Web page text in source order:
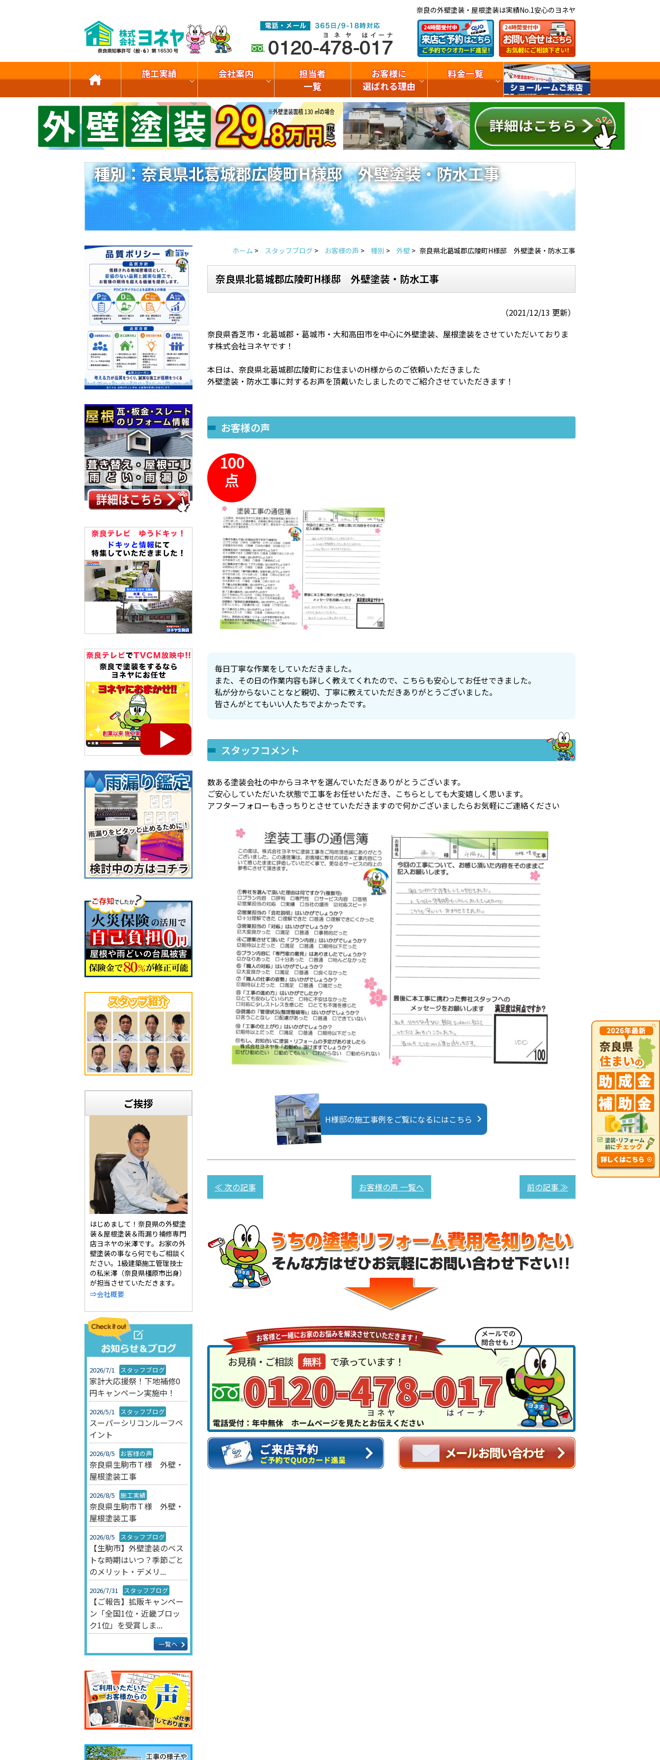
奈良の外壁塗装・屋根塗装は実績No.1安心のヨネヤ
施工実績 会社案内
担当者
一覧
お客様に
選ばれる理由
料金一覧
種別：奈良県北葛城郡広陵町H様邸 外壁塗装・防水工事
ご挨拶
はじめまして！奈良県の外壁塗
装＆屋根塗装＆雨漏り補修専門
店ヨネヤの米澤です。お家の外
壁塗装の事なら何でもご相談く
ださい。1級建築施工管理技士
の私米澤（奈良県橿原市出身）
が担当させていただきます。
⇒会社概要
2026/7/1 スタッフブログ
家計大応援祭！下地補修0
円キャンペーン実施中！
2026/5/1 スタッフブログ
スーパーシリコンルーフペ
イント
2026/8/5 お客様の声
奈良県生駒市Ｔ様 外壁・
屋根塗装工事
2026/8/5 施工実績
奈良県生駒市Ｔ様 外壁・
屋根塗装工事
2026/8/5 スタッフブログ
【生駒市】外壁塗装のベス
トな時期はいつ？季節ごと
のメリット・デメリ...
2026/7/31 スタッフブログ
【ご報告】拡販キャンペー
ン「全国1位・近畿ブロッ
ク1位」を受賞しま...
一覧へ
ホーム > スタッフブログ > お客様の声 > 種別 > 外壁 > 奈良県北葛城郡広陵町H様邸 外壁塗装・防水工事
奈良県北葛城郡広陵町H様邸 外壁塗装・防水工事
（2021/12/13 更新）
奈良県香芝市・北葛城郡・葛城市・大和高田市を中心に外壁塗装、屋根塗装をさせていただいておりま
す株式会社ヨネヤです！
本日は、奈良県北葛城郡広陵町にお住まいのH様からのご依頼いただきました
外壁塗装・防水工事に対するお声を頂戴いたしましたのでご紹介させていただきます！
お客様の声
100
点
毎日丁寧な作業をしていただきました。
また、その日の作業内容も詳しく教えてくれたので、こちらも安心してお任せできました。
私が分からないことなど親切、丁寧に教えていただきありがとうございました。
皆さんがとてもいい人たちでよかったです。
スタッフコメント
数ある塗装会社の中からヨネヤを選んでいただきありがとうございます。
ご安心していただいた状態で工事をお任せいただき、こちらとしても大変嬉しく思います。
アフターフォローもきっちりとさせていただきますので何かございましたらお気軽にご連絡ください
H様邸の施工事例をご覧になるにはこちら
≪ 次の記事 お客様の声 一覧へ 前の記事 ≫